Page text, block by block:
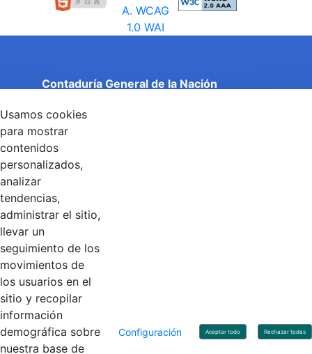
Contaduría General de la Nación
Entidad adscrita al Ministerio de Hacienda y Crédito
Público
Torre 1 (Aire) - Piso 15, Bogotá D.C., Colombia
Código Postal: 111071
Linkedin
Contacto
Línea de servicio al ciudadano: +57(601) 492 64 00
Correo Institucional:
Correo de notificaciones judiciales:
notificacionjudicial@contaduria.gov.co
Usamos cookies
para mostrar
contenidos
personalizados,
analizar
tendencias,
administrar el sitio,
llevar un
seguimiento de los
movimientos de
los usuarios en el
sitio y recopilar
información
demográfica sobre
nuestra base de
Configuración Aceptar todo Rechazar todas